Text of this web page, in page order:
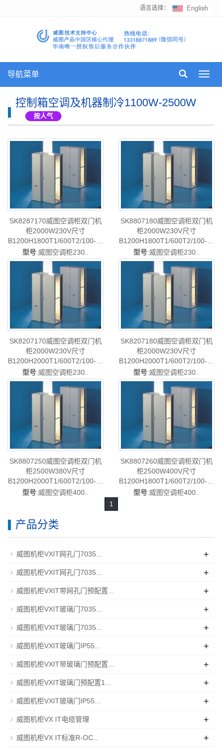
语言选择：
导航菜单
控制箱空调及机器制冷1100W-2500W
按人气
SK8287170威图空调柜双门机
柜2000W230V尺寸
B1200H1800T1/600T2/100-已
停产-rittal威图空调维修威图机
柜威图电柜威图母线威图风扇
威图PDU威图售后SK8287.170
型号:威图空调柜230..
SK8807180威图空调柜双门机
柜2000W230V尺寸
B1200H1800T1/600T2/100-已
停产-rittal威图空调维修威图机
柜威图电柜威图母线威图风扇
威图PDU威图售后SK8807.180
型号:威图空调柜230..
SK8207170威图空调柜双门机
柜2000W230V尺寸
B1200H2000T1/600T2/100-已
停产-rittal威图空调维修威图机
柜威图电柜威图母线威图风扇
威图PDU威图售后SK8207.170
型号:威图空调柜230..
SK8207180威图空调柜双门机
柜2000W230V尺寸
B1200H2000T1/600T2/100-已
停产-rittal威图空调维修威图机
柜威图电柜威图母线威图风扇
威图PDU威图售后SK8207.180
型号:威图空调柜230..
SK8807250威图空调柜双门机
柜2500W380V尺寸
B1200H2000T1/600T2/100-已
停产-rittal威图空调维修威图机
型号:威图空调柜400..
SK8807260威图空调柜双门机
柜2500W400V尺寸
B1200H1800T1/600T2/100-已
停产-rittal威图空调维修威图机
型号:威图空调柜400..
1
产品分类
威图机柜VXIT网孔门7035... +
威图机柜VXIT网孔门7035... +
威图机柜VXIT带网孔门预配置... +
威图机柜VXIT玻璃门7035... +
威图机柜VXIT玻璃门7035... +
威图机柜VXIT玻璃门IP55... +
威图机柜VXIT带玻璃门预配置... +
威图机柜VXIT玻璃门预配置1... +
威图机柜VXIT玻璃门IP55... +
威图机柜VX IT电缆管理 +
威图机柜VX IT标准R-OC... +